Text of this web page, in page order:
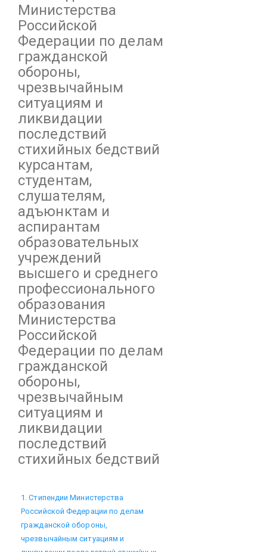
Министерства
Российской
Федерации по делам
гражданской
обороны,
чрезвычайным
ситуациям и
ликвидации
последствий
стихийных бедствий
курсантам,
студентам,
слушателям,
адъюнктам и
аспирантам
образовательных
учреждений
высшего и среднего
профессионального
образования
Министерства
Российской
Федерации по делам
гражданской
обороны,
чрезвычайным
ситуациям и
ликвидации
последствий
стихийных бедствий
1. Стипендии Министерства
Российской Федерации по делам
гражданской обороны,
чрезвычайным ситуациям и